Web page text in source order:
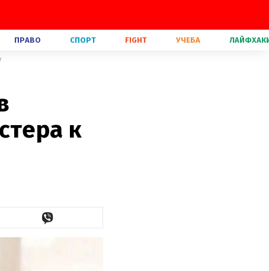
ПРАВО СПОРТ FIGHT УЧЕБА
к